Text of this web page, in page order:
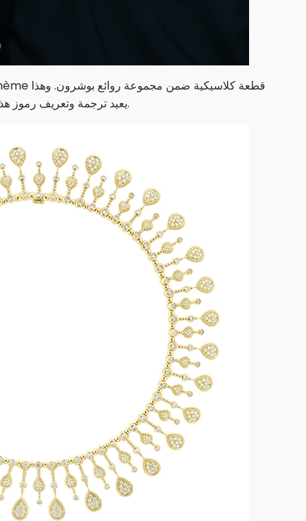
العام 2022، يشهد فصلاً مختلفاً تماماً في تاريخ Serpent Bohème يعيد ترجمة وتعريف رموز هذه المجموعة الشهيرة من المجوهرات ويمنحها هوية جديدة أكثر إشراقاً.